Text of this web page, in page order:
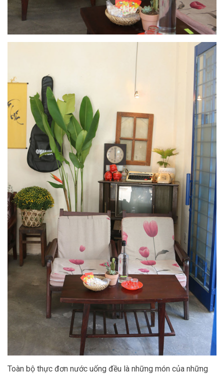
Toàn bộ thực đơn nước uống đều là những món của những